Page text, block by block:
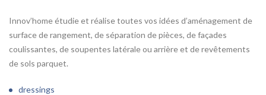
Innov’home étudie et réalise toutes vos idées d’aménagement de
surface de rangement, de séparation de pièces, de façades
coulissantes, de soupentes latérale ou arrière et de revêtements
de sols parquet.
dressings